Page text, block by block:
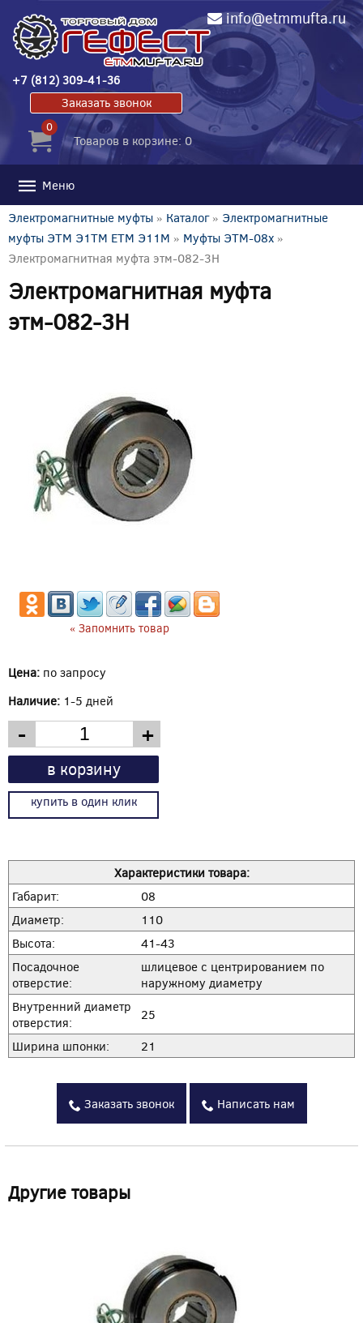
info@etmmufta.ru
+7 (812) 309-41-36
Заказать звонок
0
Товаров в корзине: 0
Меню
Электромагнитные муфты » Каталог» Электромагнитные
муфты ЭТМ Э1ТМ ETM Э11М » Муфты ЭТМ-08x »
Электромагнитная муфта этм-082-3Н
Электромагнитная муфта
этм-082-3Н
« Запомнить товар
Цена: по запросу
Наличие: 1-5 дней
- +
в корзину
купить в один клик
Характеристики товара:
Габарит:
08
Диаметр:
110
Высота:
41-43
Посадочное
отверстие:
шлицевое с центрированием по
наружному диаметру
Внутренний диаметр
отверстия:
25
Ширина шпонки:
21
Заказать звонок Написать нам
Другие товары